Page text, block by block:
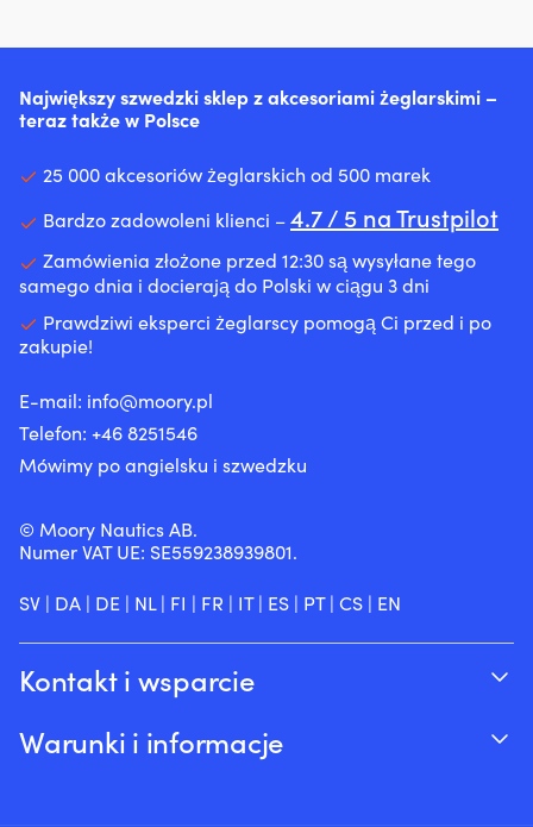
Największy szwedzki sklep z akcesoriami żeglarskimi –
teraz także w Polsce
25 000 akcesoriów żeglarskich od 500 marek
Bardzo zadowoleni klienci –4.7 / 5 na Trustpilot
Zamówienia złożone przed 12:30 są wysyłane tego
samego dnia i docierają do Polski w ciągu 3 dni
Prawdziwi eksperci żeglarscy pomogą Ci przed i po
zakupie!
E-mail: info@moory.pl
Telefon: +46 8251546
Mówimy po angielsku i szwedzku
© Moory Nautics AB.
Numer VAT UE: SE559238939801.
SV | DA | DE | NL| FI | FR | IT| ES | PT| CS | EN
Kontakt i wsparcie
Warunki i informacje